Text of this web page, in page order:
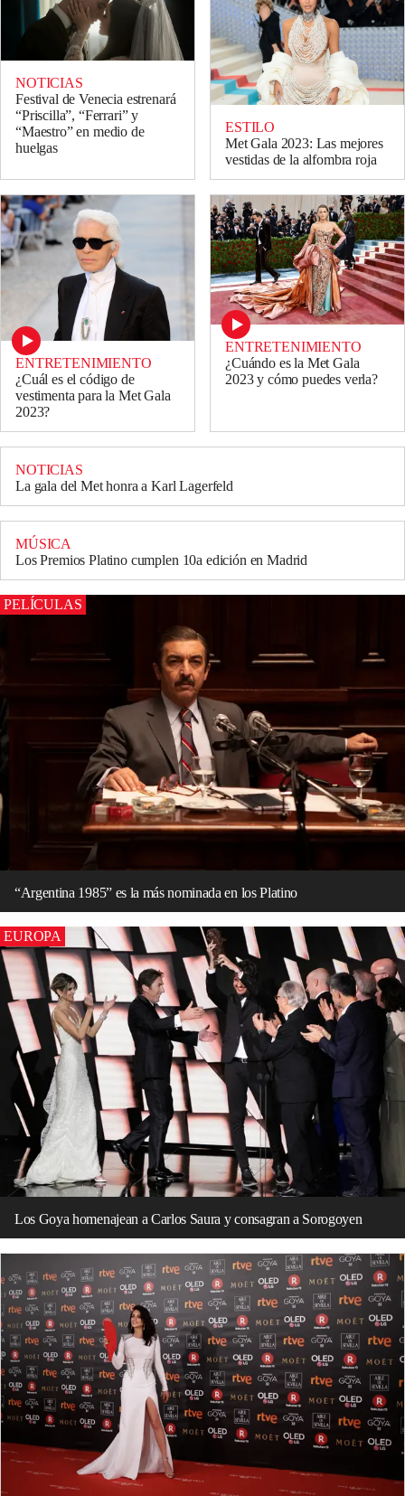
NOTICIAS
Festival de Venecia estrenará
“Priscilla”, “Ferrari” y
“Maestro” en medio de
huelgas
ESTILO
Met Gala 2023: Las mejores
vestidas de la alfombra roja
ENTRETENIMIENTO
¿Cuál es el código de
vestimenta para la Met Gala
2023?
ENTRETENIMIENTO
¿Cuándo es la Met Gala
2023 y cómo puedes verla?
NOTICIAS
La gala del Met honra a Karl Lagerfeld
MÚSICA
Los Premios Platino cumplen 10a edición en Madrid
PELÍCULAS
“Argentina 1985” es la más nominada en los Platino
EUROPA
Los Goya homenajean a Carlos Saura y consagran a Sorogoyen